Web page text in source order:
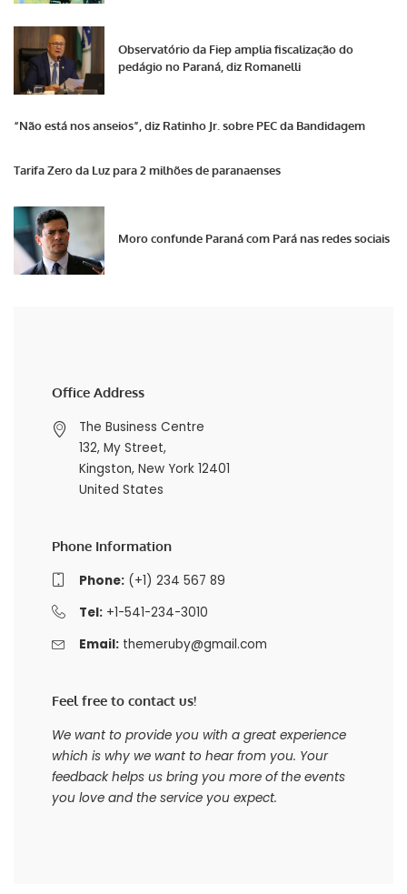
Observatório da Fiep amplia fiscalização do
pedágio no Paraná, diz Romanelli
“Não está nos anseios”, diz Ratinho Jr. sobre PEC da Bandidagem
Tarifa Zero da Luz para 2 milhões de paranaenses
Moro confunde Paraná com Pará nas redes sociais
Office Address
The Business Centre
132, My Street,
Kingston, New York 12401
United States
Phone Information
Phone:(+1) 234 567 89
Tel:+1-541-234-3010
Email: themeruby@gmail.com
Feel free to contact us!
We want to provide you with a great experience
which is why we want to hear from you. Your
feedback helps us bring you more of the events
you love and the service you expect.